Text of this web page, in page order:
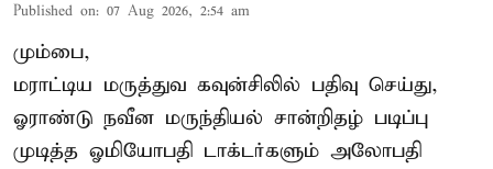
Published on: 07 Aug 2026, 2:54 am
மும்பை,
மராட்டிய மருத்துவ கவுன்சிலில் பதிவு செய்து,
ஓராண்டு நவீன மருந்தியல் சான்றிதழ் படிப்பு
முடித்த ஓமியோபதி டாக்டர்களும் அலோபதி